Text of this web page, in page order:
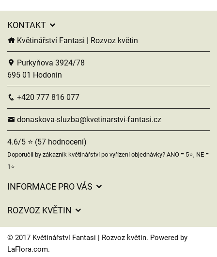
KONTAKT
Květinářství Fantasi | Rozvoz květin
Purkyňova 3924/78
695 01 Hodonín
+420 777 816 077
donaskova-sluzba@kvetinarstvi-fantasi.cz
4.6/5 ⭐ (57 hodnocení)
Doporučil by zákazník květinářství po vyřízení objednávky? ANO = 5⭐, NE =
1⭐
INFORMACE PRO VÁS
Často kladené dotazy
O nás
ROZVOZ KVĚTIN
Ceny za doručení
Kam doručujeme květiny
© 2017 Květinářství Fantasi | Rozvoz květin. Powered by
LaFlora.com.